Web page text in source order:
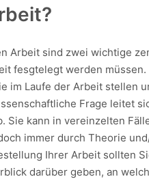
Arbeit sind zwei wichtige
fesgtelegt werden müssen.
im Laufe der Arbeit stellen
Frage leitet
kann in vereinzelten
immer durch Theorie
Ihrer Arbeit sollten
darüber geben, an